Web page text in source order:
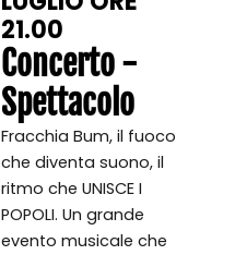
21.00
Concerto -
Spettacolo
Fracchia Bum, il fuoco
che diventa suono, il
ritmo che UNISCE I
POPOLI. Un grande
evento musicale che